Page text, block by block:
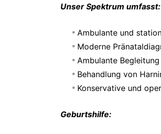
Unser Spektrum umfasst:
Ambulante und
Moderne
Ambulante
Behandlung von
Konservative und
Geburtshilfe: